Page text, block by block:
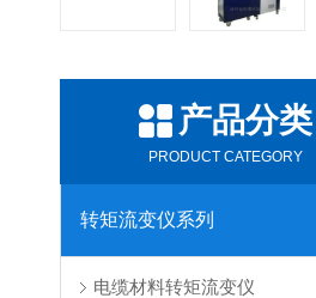
产品分类
PRODUCT CATEGORY
转矩流变仪系列
电缆材料转矩流变仪